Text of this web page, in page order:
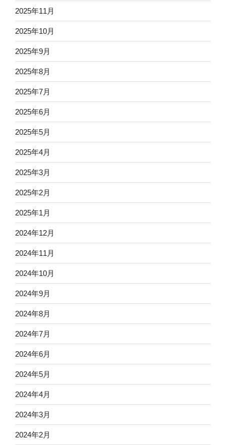
2025年11月
2025年10月
2025年9月
2025年8月
2025年7月
2025年6月
2025年5月
2025年4月
2025年3月
2025年2月
2025年1月
2024年12月
2024年11月
2024年10月
2024年9月
2024年8月
2024年7月
2024年6月
2024年5月
2024年4月
2024年3月
2024年2月